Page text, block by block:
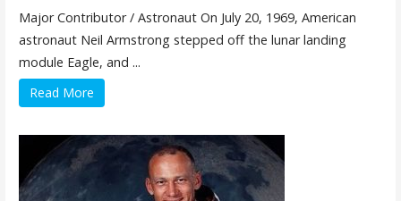
Major Contributor / Astronaut On July 20, 1969, American
astronaut Neil Armstrong stepped off the lunar landing
module Eagle, and ...
Read More